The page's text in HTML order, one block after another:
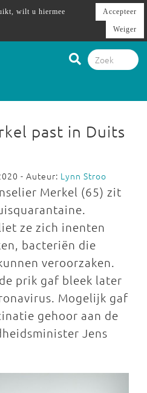
past in Duits
- Auteur: Lynn Stroo
Merkel (65) zit
ze zich inenten
bacteriën die
veroorzaken.
prik gaf bleek later
Mogelijk gaf
gehoor aan de
Jens
wilt u hiermee
Accepteer
Weiger